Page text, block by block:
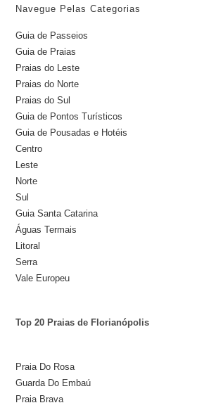
Navegue Pelas Categorias
Guia de Passeios
Guia de Praias
Praias do Leste
Praias do Norte
Praias do Sul
Guia de Pontos Turísticos
Guia de Pousadas e Hotéis
Centro
Leste
Norte
Sul
Guia Santa Catarina
Águas Termais
Litoral
Serra
Vale Europeu
Top 20 Praias de Florianópolis
Praia Do Rosa
Guarda Do Embaú
Praia Brava